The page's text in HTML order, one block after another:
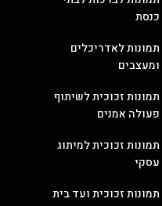
כנסת
תמונות לאדריכלים
ומעצבים
תמונות זכוכית לשיתוף
פעולה אמנים
תמונות זכוכית למיתוג
עסקי
תמונות זכוכית ועד בית